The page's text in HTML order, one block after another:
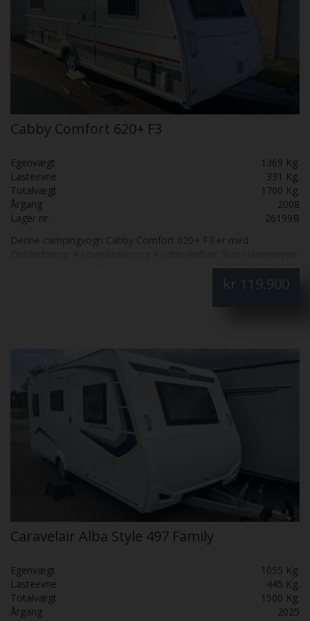
Cabby Comfort 620+ F3
Egenvægt
1369 Kg.
Lasteevne
331 Kg.
Totalvægt
1700 Kg.
Årgang
2008
Lager nr.
26199B
Denne campingvogn Cabby Comfort 620+ F3 er med
i sort læder, Flot køkken med høj køleskab og emhætte, Stor
dobbeltseng, Flot badeværelse, Cykelholder, Mover og Isabella
kr 119.900
Caravelair Alba Style 497 Family
Egenvægt
1055 Kg.
Lasteevne
445 Kg.
Totalvægt
1500 Kg.
Årgang
2025